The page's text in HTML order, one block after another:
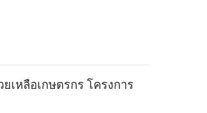
หลือเกษตรกร โครงการ